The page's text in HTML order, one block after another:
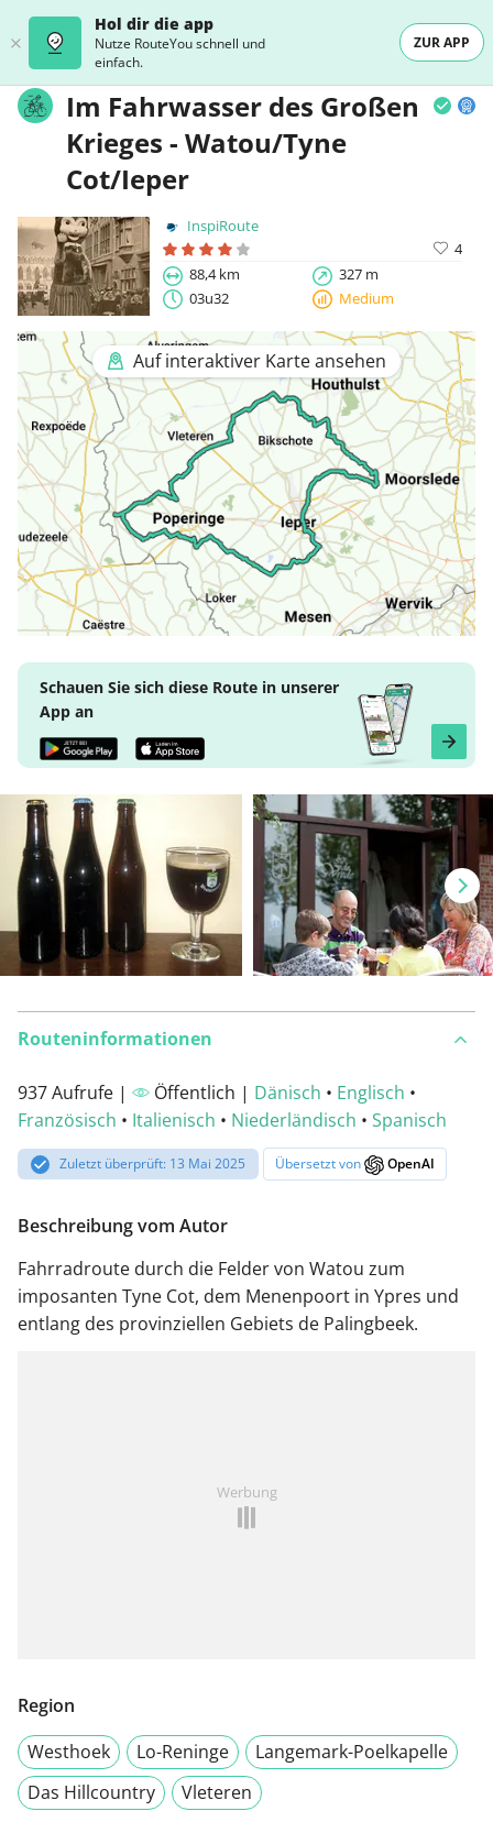
Hol dir die app
Nutze RouteYou schnell und
einfach.
ZUR APP
Im Fahrwasser des Großen
Krieges - Watou/Tyne
Cot/Ieper
InspiRoute
4
88,4 km
327 m
03u32
Medium
Auf interaktiver Karte ansehen
Schauen Sie sich diese Route in unserer
App an
Routeninformationen
937 Aufrufe | Öffentlich | Dänisch • Englisch •
Französisch • Italienisch • Niederländisch • Spanisch
Zuletzt überprüft: 13 Mai 2025 Übersetzt von OpenAI
Beschreibung vom Autor
Fahrradroute durch die Felder von Watou zum
imposanten Tyne Cot, dem Menenpoort in Ypres und
entlang des provinziellen Gebiets de Palingbeek.
Werbung
Region
Westhoek
Lo-Reninge
Langemark-Poelkapelle
Das Hillcountry
Vleteren